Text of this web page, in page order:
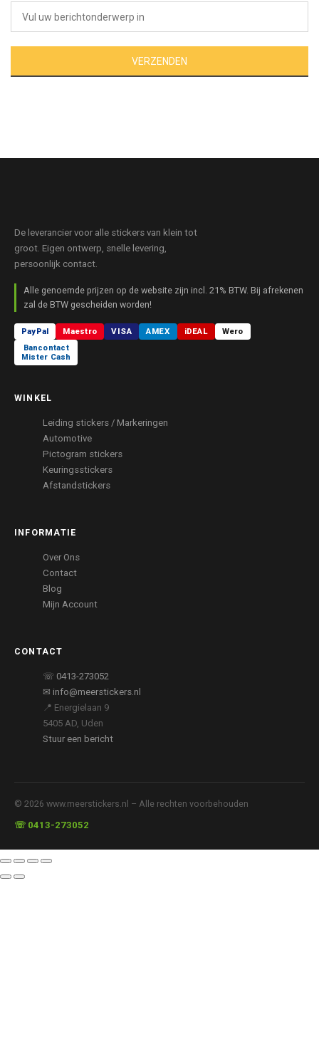
De leverancier voor alle stickers van klein tot
groot. Eigen ontwerp, snelle levering,
persoonlijk contact.
Alle genoemde prijzen op de website zijn incl. 21% BTW. Bij afrekenen
zal de BTW gescheiden worden!
PayPal Maestro VISA AMEX iDEAL Wero
Bancontact
Mister Cash
WINKEL
Leiding stickers / Markeringen
Automotive
Pictogram stickers
Keuringsstickers
Afstandstickers
INFORMATIE
Over Ons
Contact
Blog
Mijn Account
CONTACT
☏ 0413-273052
✉ info@meerstickers.nl
📍 Energielaan 9
5405 AD, Uden
Stuur een bericht
© 2026 www.meerstickers.nl – Alle rechten voorbehouden
☏ 0413-273052